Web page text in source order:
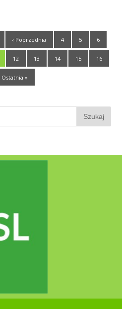
‹ Poprzednia 4 5 6
12 13 14 15 16
Ostatnia »